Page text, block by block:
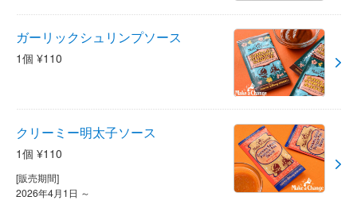
ガーリックシュリンプソース
1個 ¥110
クリーミー明太子ソース
1個 ¥110
[販売期間]
2026年4月1日 ～